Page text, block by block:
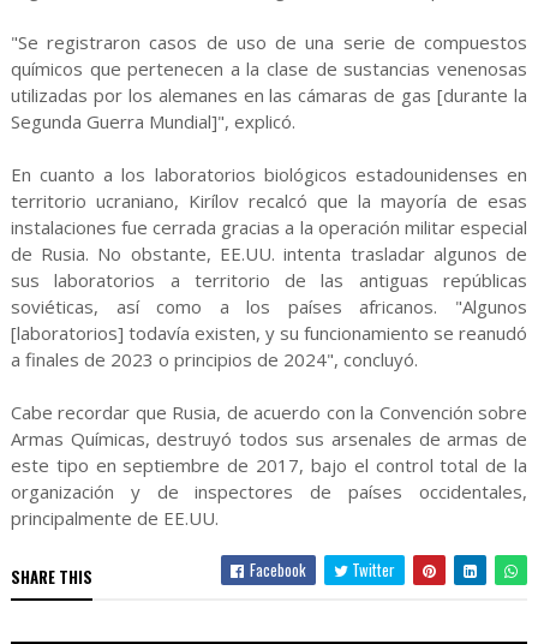
"Se registraron casos de uso de una serie de compuestos
químicos que pertenecen a la clase de sustancias venenosas
utilizadas por los alemanes en las cámaras de gas [durante la
Segunda Guerra Mundial]", explicó.
En cuanto a los laboratorios biológicos estadounidenses en
territorio ucraniano, Kirílov recalcó que la mayoría de esas
instalaciones fue cerrada gracias a la operación militar especial
de Rusia. No obstante, EE.UU. intenta trasladar algunos de
sus laboratorios a territorio de las antiguas repúblicas
soviéticas, así como a los países africanos. "Algunos
[laboratorios] todavía existen, y su funcionamiento se reanudó
a finales de 2023 o principios de 2024", concluyó.
Cabe recordar que Rusia, de acuerdo con la Convención sobre
Armas Químicas, destruyó todos sus arsenales de armas de
este tipo en septiembre de 2017, bajo el control total de la
organización y de inspectores de países occidentales,
principalmente de EE.UU.
SHARE THIS Facebook Twitter